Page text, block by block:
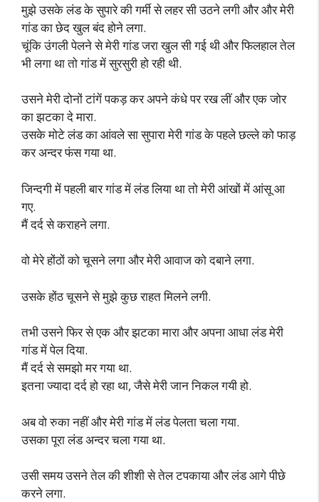
मुझे उसके लंड के सुपारे की गर्मी से लहर सी उठने लगी और और मेरी
गांड का छेद खुल बंद होने लगा.
चूंकि उंगली पेलने से मेरी गांड जरा खुल सी गई थी और फिलहाल तेल
भी लगा था तो गांड में सुरसुरी हो रही थी.
उसने मेरी दोनों टांगें पकड़ कर अपने कंधे पर रख लीं और एक जोर
का झटका दे मारा.
उसके मोटे लंड का आंवले सा सुपारा मेरी गांड के पहले छल्ले को फाड़
कर अन्दर फंस गया था.
जिन्दगी में पहली बार गांड में लंड लिया था तो मेरी आंखों में आंसू आ
गए.
मैं दर्द से कराहने लगा.
वो मेरे होंठों को चूसने लगा और मेरी आवाज को दबाने लगा.
उसके होंठ चूसने से मुझे कुछ राहत मिलने लगी.
तभी उसने फिर से एक और झटका मारा और अपना आधा लंड मेरी
गांड में पेल दिया.
मैं दर्द से समझो मर गया था.
इतना ज्यादा दर्द हो रहा था, जैसे मेरी जान निकल गयी हो.
अब वो रुका नहीं और मेरी गांड में लंड पेलता चला गया.
उसका पूरा लंड अन्दर चला गया था.
उसी समय उसने तेल की शीशी से तेल टपकाया और लंड आगे पीछे
करने लगा.